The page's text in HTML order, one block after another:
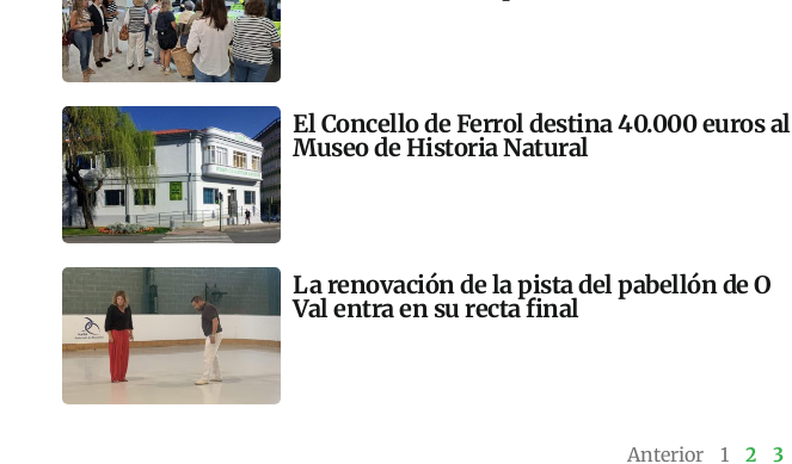
El Concello de Ferrol destina 40.000 euros al
Museo de Historia Natural
La renovación de la pista del pabellón de O
Val entra en su recta final
Anterior 1 2 3